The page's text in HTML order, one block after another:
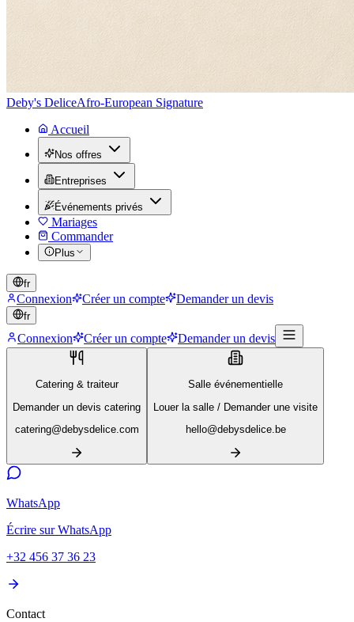
Deby's DeliceAfro-European Signature
Accueil
Nos offres
Entreprises
Événements privés
Mariages
Commander
Plus
fr
Connexion Créer un compte Demander un devis
fr
Connexion Créer un compte Demander un devis
Catering & traiteur
Demander un devis catering
catering@debysdelice.com
Salle événementielle
Louer la salle / Demander une visite
hello@debysdelice.be
WhatsApp
Écrire sur WhatsApp
+32 456 37 36 23
Contact